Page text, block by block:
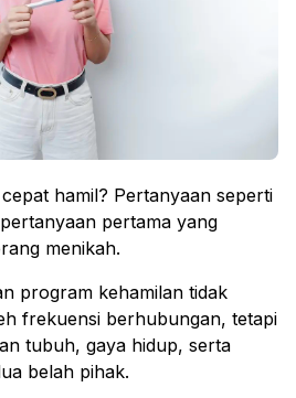
hamil? Pertanyaan seperti
pertama yang
menikah.
program kehamilan tidak
frekuensi berhubungan, tetapi
tubuh, gaya hidup, serta
belah pihak.